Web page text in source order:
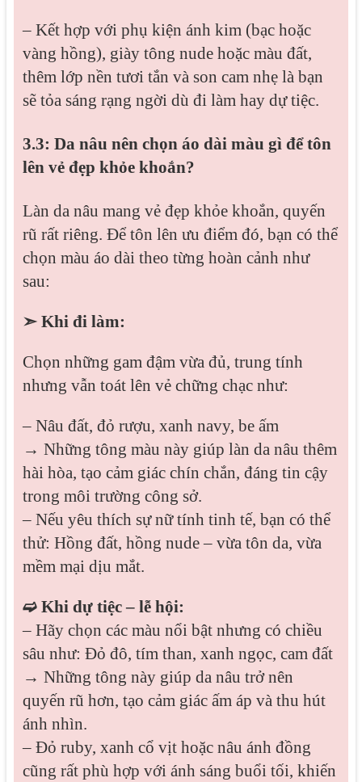
– Kết hợp với phụ kiện ánh kim (bạc hoặc
vàng hồng), giày tông nude hoặc màu đất,
thêm lớp nền tươi tắn và son cam nhẹ là bạn
sẽ tỏa sáng rạng ngời dù đi làm hay dự tiệc.
3.3: Da nâu nên chọn áo dài màu gì để tôn
lên vẻ đẹp khỏe khoắn?
Làn da nâu mang vẻ đẹp khỏe khoắn, quyến
rũ rất riêng. Để tôn lên ưu điểm đó, bạn có thể
chọn màu áo dài theo từng hoàn cảnh như
sau:
➣ Khi đi làm:
Chọn những gam đậm vừa đủ, trung tính
nhưng vẫn toát lên vẻ chững chạc như:
– Nâu đất, đỏ rượu, xanh navy, be ấm
→ Những tông màu này giúp làn da nâu thêm
hài hòa, tạo cảm giác chín chắn, đáng tin cậy
trong môi trường công sở.
– Nếu yêu thích sự nữ tính tinh tế, bạn có thể
thử: Hồng đất, hồng nude – vừa tôn da, vừa
mềm mại dịu mắt.
➫ Khi dự tiệc – lễ hội:
– Hãy chọn các màu nổi bật nhưng có chiều
sâu như: Đỏ đô, tím than, xanh ngọc, cam đất
→ Những tông này giúp da nâu trở nên
quyến rũ hơn, tạo cảm giác ấm áp và thu hút
ánh nhìn.
– Đỏ ruby, xanh cổ vịt hoặc nâu ánh đồng
cũng rất phù hợp với ánh sáng buổi tối, khiến